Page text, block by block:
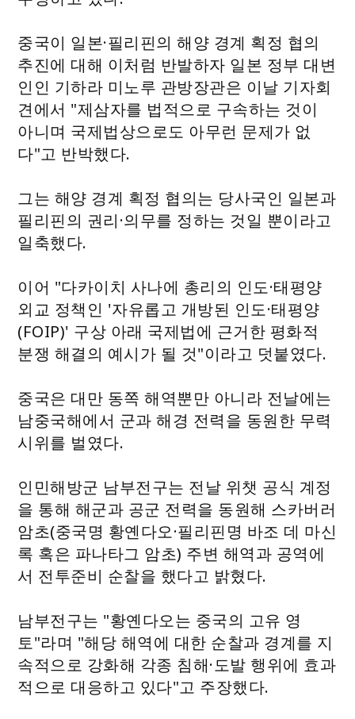
중국이 일본·필리핀의 해양 경계 획정 협의
추진에 대해 이처럼 반발하자 일본 정부 대변
인인 기하라 미노루 관방장관은 이날 기자회
견에서 "제삼자를 법적으로 구속하는 것이
아니며 국제법상으로도 아무런 문제가 없
다"고 반박했다.
그는 해양 경계 획정 협의는 당사국인 일본과
필리핀의 권리·의무를 정하는 것일 뿐이라고
일축했다.
이어 "다카이치 사나에 총리의 인도·태평양
외교 정책인 '자유롭고 개방된 인도·태평양
(FOIP)' 구상 아래 국제법에 근거한 평화적
분쟁 해결의 예시가 될 것"이라고 덧붙였다.
중국은 대만 동쪽 해역뿐만 아니라 전날에는
남중국해에서 군과 해경 전력을 동원한 무력
시위를 벌였다.
인민해방군 남부전구는 전날 위챗 공식 계정
을 통해 해군과 공군 전력을 동원해 스카버러
암초(중국명 황옌다오·필리핀명 바조 데 마신
록 혹은 파나타그 암초) 주변 해역과 공역에
서 전투준비 순찰을 했다고 밝혔다.
남부전구는 "황옌다오는 중국의 고유 영
토"라며 "해당 해역에 대한 순찰과 경계를 지
속적으로 강화해 각종 침해·도발 행위에 효과
적으로 대응하고 있다"고 주장했다.